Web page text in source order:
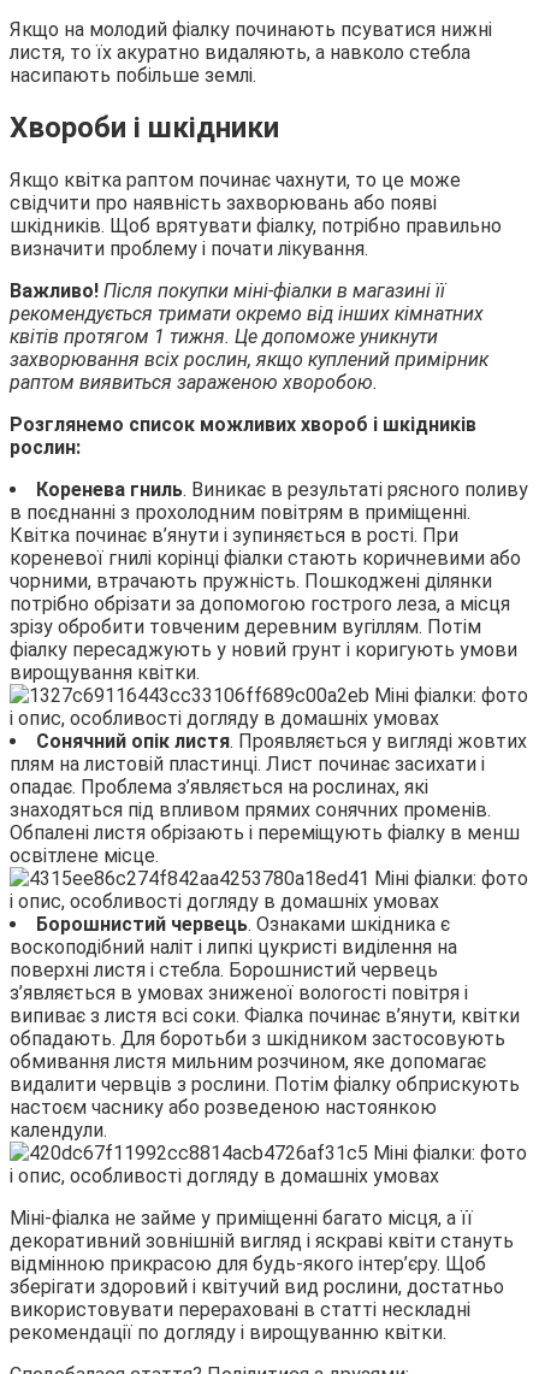
Якщо на молодий фіалку починають псуватися нижні
листя, то їх акуратно видаляють, а навколо стебла
насипають побільше землі.
Хвороби і шкідники
Якщо квітка раптом починає чахнути, то це може
свідчити про наявність захворювань або появі
шкідників. Щоб врятувати фіалку, потрібно правильно
визначити проблему і почати лікування.
Важливо! Після покупки міні-фіалки в магазині її
рекомендується тримати окремо від інших кімнатних
квітів протягом 1 тижня. Це допоможе уникнути
захворювання всіх рослин, якщо куплений примірник
раптом виявиться зараженою хворобою.
Розглянемо список можливих хвороб і шкідників
рослин:
Коренева гниль. Виникає в результаті рясного поливу
в поєднанні з прохолодним повітрям в приміщенні.
Квітка починає в’янути і зупиняється в рості. При
кореневої гнилі корінці фіалки стають коричневими або
чорними, втрачають пружність. Пошкоджені ділянки
потрібно обрізати за допомогою гострого леза, а місця
зрізу обробити товченим деревним вугіллям. Потім
фіалку пересаджують у новий грунт і коригують умови
вирощування квітки.
Сонячний опік листя. Проявляється у вигляді жовтих
плям на листовій пластинці. Лист починає засихати і
опадає. Проблема з’являється на рослинах, які
знаходяться під впливом прямих сонячних променів.
Обпалені листя обрізають і переміщують фіалку в менш
освітлене місце.
Борошнистий червець. Ознаками шкідника є
воскоподібний наліт і липкі цукристі виділення на
поверхні листя і стебла. Борошнистий червець
з’являється в умовах зниженої вологості повітря і
випиває з листя всі соки. Фіалка починає в’янути, квітки
обпадають. Для боротьби з шкідником застосовують
обмивання листя мильним розчином, яке допомагає
видалити червців з рослини. Потім фіалку обприскують
настоєм часнику або розведеною настоянкою
календули.
Міні-фіалка не займе у приміщенні багато місця, а її
декоративний зовнішній вигляд і яскраві квіти стануть
відмінною прикрасою для будь-якого інтер’єру. Щоб
зберігати здоровий і квітучий вид рослини, достатньо
використовувати перераховані в статті нескладні
рекомендації по догляду і вирощуванню квітки.